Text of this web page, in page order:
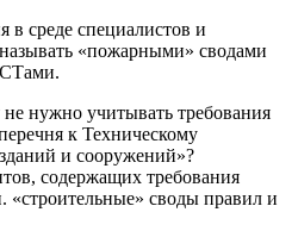
в среде специалистов и
«пожарными» сводами
нужно учитывать требования
к Техническому
и сооружений»?
содержащих требования
«строительные» своды правил и